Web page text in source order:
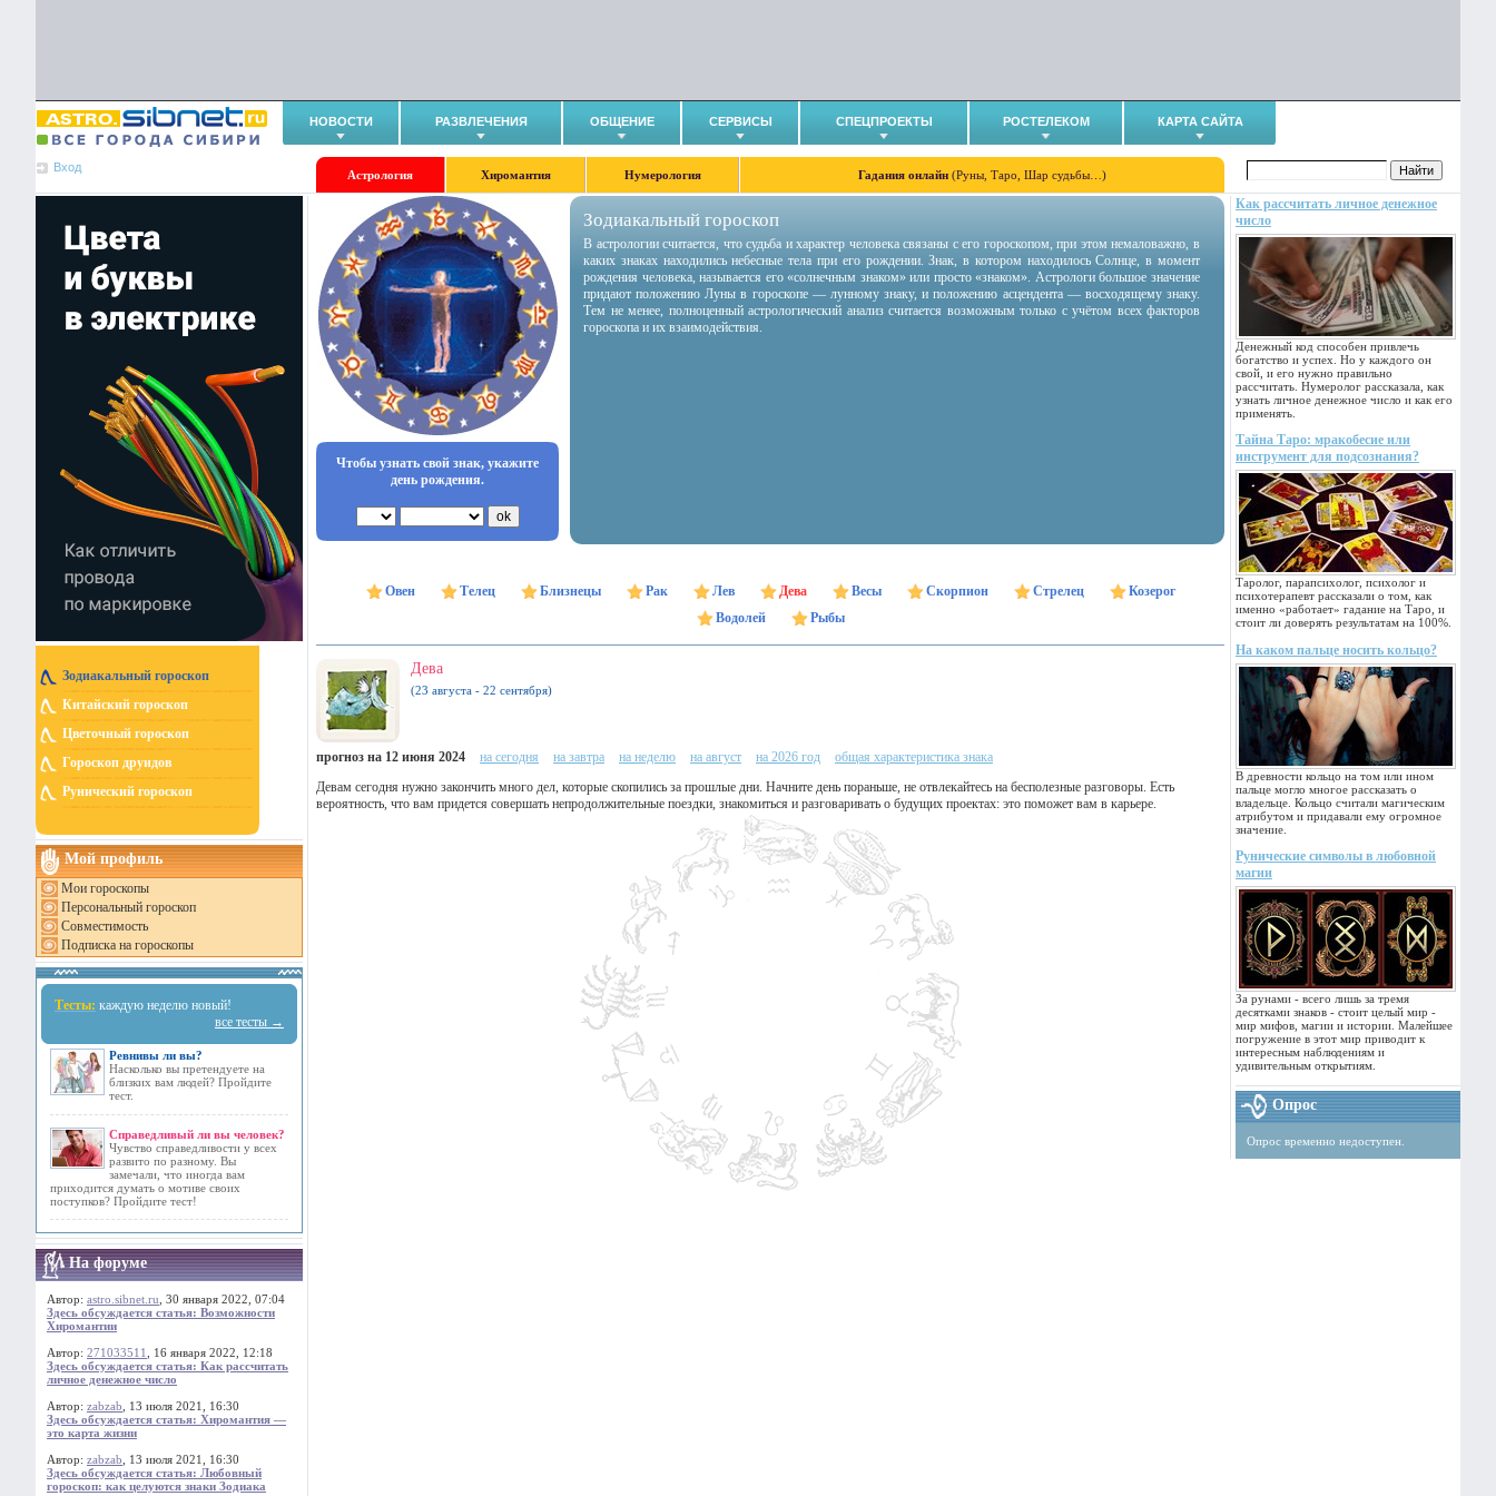
НОВОСТИ РАЗВЛЕЧЕНИЯ ОБЩЕНИЕ СЕРВИСЫ СПЕЦПРОЕКТЫ РОСТЕЛЕКОМ КАРТА САЙТА
Вход
Астрология Хиромантия Нумерология Гадания онлайн (Руны, Таро, Шар судьбы…)
Зодиакальный гороскоп
Китайский гороскоп
Цветочный гороскоп
Гороскоп друидов
Рунический гороскоп
Мой профиль
Мои гороскопы
Персональный гороскоп
Совместимость
Подписка на гороскопы
Тесты: каждую неделю новый!
все тесты →
Ревнивы ли вы?
Насколько вы претендуете на
близких вам людей? Пройдите
тест.
Справедливый ли вы человек?
Чувство справедливости у всех
развито по разному. Вы
замечали, что иногда вам
приходится думать о мотиве своих
поступков? Пройдите тест!
На форуме
Автор: astro.sibnet.ru , 30 января 2022, 07:04
Здесь обсуждается статья: Возможности
Хиромантии
Автор: 271033511
, 16 января 2022, 12:18
Здесь обсуждается статья: Как рассчитать
личное денежное число
Автор: zabzab , 13 июля 2021, 16:30
Здесь обсуждается статья: Хиромантия —
это карта жизни
Автор: zabzab , 13 июля 2021, 16:30
Здесь обсуждается статья: Любовный
гороскоп: как целуются знаки Зодиака
Как рассчитать личное денежное
число
Денежный код способен привлечь
богатство и успех. Но у каждого он
свой, и его нужно правильно
рассчитать. Нумеролог рассказала, как
узнать личное денежное число и как его
применять.
Тайна Таро: мракобесие или
инструмент для подсознания?
Таролог, парапсихолог, психолог и
психотерапевт рассказали о том, как
именно «работает» гадание на Таро, и
стоит ли доверять результатам на 100%.
На каком пальце носить кольцо?
В древности кольцо на том или ином
пальце могло многое рассказать о
владельце. Кольцо считали магическим
атрибутом и придавали ему огромное
значение.
Рунические символы в любовной
магии
За рунами - всего лишь за тремя
десятками знаков - стоит целый мир -
мир мифов, магии и истории. Малейшее
погружение в этот мир приводит к
интересным наблюдениям и
удивительным открытиям.
Опрос
Опрос временно недоступен.
Чтобы узнать свой знак, укажите
день рождения.
Зодиакальный гороскоп
В астрологии считается, что судьба и характер человека связаны с его гороскопом, при этом немаловажно, в
каких знаках находились небесные тела при его рождении. Знак, в котором находилось Солнце, в момент
рождения человека, называется его «солнечным знаком» или просто «знаком». Астрологи большое значение
придают положению Луны в гороскопе — лунному знаку, и положению асцендента — восходящему знаку.
Тем не менее, полноценный астрологический анализ считается возможным только с учётом всех факторов
гороскопа и их взаимодействия.
Овен Телец Близнецы Рак Лев Дева Весы Скорпион Стрелец
Козерог
Водолей
Рыбы
Дева
(23 августа - 22 сентября)
прогноз на 12 июня 2024 на сегодня на завтра на неделю на август на 2026 год
общая характеристика знака
Девам сегодня нужно закончить много дел, которые скопились за прошлые дни. Начните день пораньше, не отвлекайтесь на бесполезные разговоры. Есть
вероятность, что вам придется совершать непродолжительные поездки, знакомиться и разговаривать о будущих проектах: это поможет вам в карьере.